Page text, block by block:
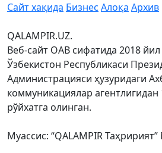
Сайт хақида Бизнес Алоқа Архив
QALAMPIR.UZ.
Веб-сайт ОАВ сифатида 2018
Ўзбекистон Республикаси
Администрацияси ҳузуридаги
коммуникациялар
рўйхатга олинган.
Муассис: “QALAMPIR